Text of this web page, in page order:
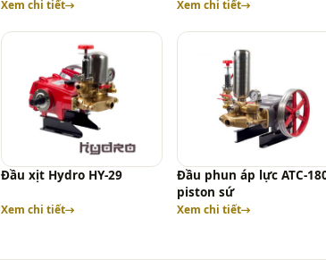
Xem chi tiết Xem chi tiết
Đầu xịt Hydro HY-29
Xem chi tiết
Đầu phun áp lực ATC-
piston sứ
Xem chi tiết